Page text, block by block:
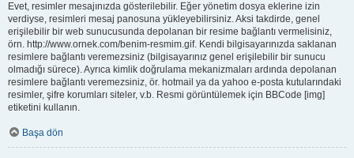
Evet, resimler mesajınızda gösterilebilir. Eğer yönetim dosya eklerine izin
verdiyse, resimleri mesaj panosuna yükleyebilirsiniz. Aksi takdirde, genel
erişilebilir bir web sunucusunda depolanan bir resime bağlantı vermelisiniz,
örn. http://www.ornek.com/benim-resmim.gif. Kendi bilgisayarınızda saklanan
resimlere bağlantı veremezsiniz (bilgisayarınız genel erişilebilir bir sunucu
olmadığı sürece). Ayrıca kimlik doğrulama mekanizmaları ardında depolanan
resimlere bağlantı veremezsiniz, ör. hotmail ya da yahoo e-posta kutularındaki
resimler, şifre korumları siteler, v.b. Resmi görüntülemek için BBCode [img]
etiketini kullanın.
Başa dön